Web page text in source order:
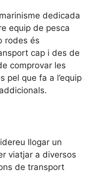
dedicada
equip de pesca
rodes és
cap i des de
comprovar les
pel que fa a l’equip
llogar un
viatjar a diversos
de transport